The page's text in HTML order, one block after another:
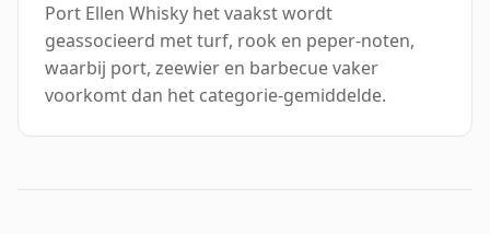
Port Ellen Whisky het vaakst wordt
geassocieerd met turf, rook en peper-noten,
waarbij port, zeewier en barbecue vaker
voorkomt dan het categorie-gemiddelde.